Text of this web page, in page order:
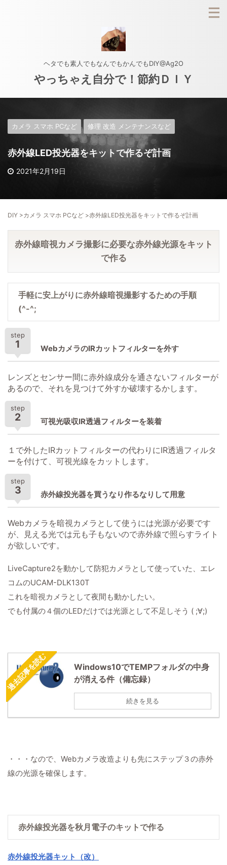
ヘタでも素人でもなんでもかんでもDIY@Ag2O
やっちゃえ自分で！節約ＤＩＹ
カメラ スマホ PCなど 修理 改造 メンテナンスなど
赤外線LED投光器をキットで作るぞ計画
2021年2月19日
DIY >カメラ スマホ PCなど >赤外線LED投光器をキットで作るぞ計画
赤外線暗視カメラ撮影に必要な赤外線光源をキット
で作る
手軽に安上がりに赤外線暗視撮影するための手順
(^-^;
step
1 WebカメラのIRカットフィルターを外す
レンズとセンサー間に赤外線成分を通さないフィルターが
あるので、それを見つけて外すか破壊するかします。
step
2 可視光吸収IR透過フィルターを装着
１で外したIRカットフィルターの代わりにIR透過フィルタ
ーを付けて、可視光線をカットします。
step
3 赤外線投光器を買うなり作るなりして用意
Webカメラを暗視カメラとして使うには光源が必要です
が、見える光では元も子もないので赤外線で照らすライト
が欲しいです。
LiveCapture2を動かして防犯カメラとして使っていた、エレ
コムのUCAM-DLK130T
これを暗視カメラとして夜間も動かしたい。
でも付属の４個のLEDだけでは光源として不足しそう ( ;∀;)
過去記事を読む
Windows10でTEMPフォルダの中身
が消える件（備忘録）
続きを見る
・・・なので、Webカメラ改造よりも先にステップ３の赤外
線の光源を確保します。
赤外線投光器を秋月電子のキットで作る
赤外線投光器キット（改）